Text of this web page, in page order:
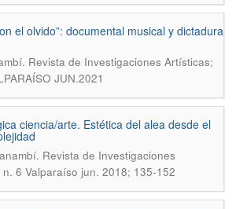
el olvido”: documental musical y dictadura
Revista de Investigaciones Artísticas;
JUN.2021
ciencia/arte. Estética del alea desde el
Revista de Investigaciones
6 Valparaíso jun. 2018; 135-152